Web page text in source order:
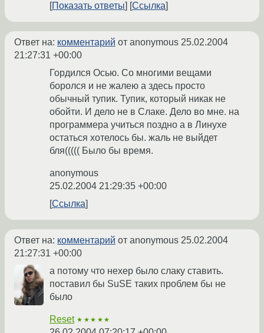
Показать ответы
Ссылка
Ответ на: комментарий от anonymous 25.02.2004
21:27:31 +00:00
Гордился Осью. Со многими вещами
боролся и не жалею а здесь просто
обычный тупик. Тупик, который никак не
обойти. И дело не в Слаке. Дело во мне. на
программера учиться поздно а в Линухе
остаться хотелось бы. жаль не выйдет
бля((((( Было бы время.
anonymous
25.02.2004 21:29:35 +00:00
Ссылка
Ответ на: комментарий от anonymous 25.02.2004
21:27:31 +00:00
а потому что нехер было слаку ставить.
поставил бы SuSE таких проблем бы не
было
Reset ★★★★★